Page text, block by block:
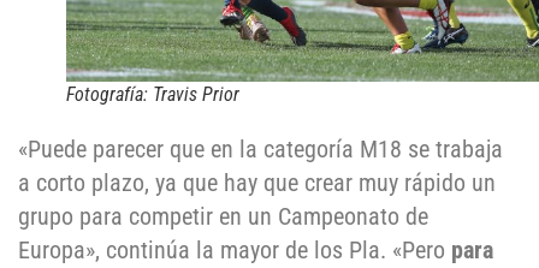
Fotografía: Travis Prior
«Puede parecer que en la categoría M18 se trabaja
a corto plazo, ya que hay que crear muy rápido un
grupo para competir en un Campeonato de
Europa», continúa la mayor de los Pla. «Pero para